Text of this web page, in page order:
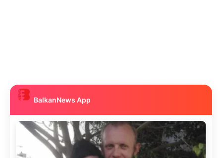
BalkanNews App